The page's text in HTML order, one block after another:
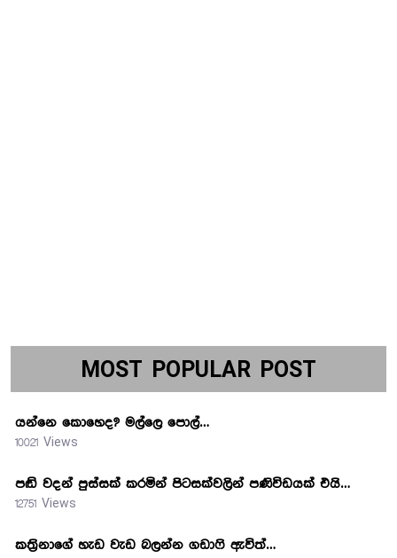
MOST POPULAR POST
යන්නෙ කොහෙද? මල්ලෙ පොල්…
10021 Views
පඬි වදන් පුස්සක් කරමින් පිටසක්වලින් පණිවිඩයක් එයි…
12751 Views
කත්‍රිනාගේ හැඩ වැඩ බලන්න ගඩාෆි ඇවිත්…